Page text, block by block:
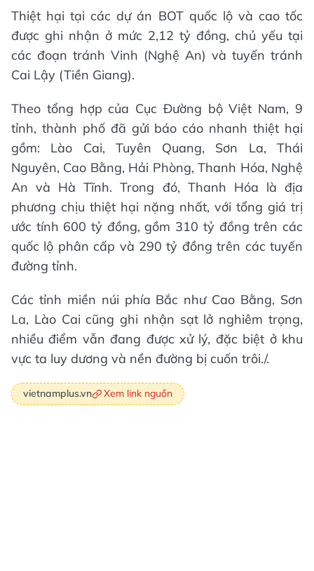
Thiệt hại tại các dự án BOT quốc lộ và cao tốc
được ghi nhận ở mức 2,12 tỷ đồng, chủ yếu tại
các đoạn tránh Vinh (Nghệ An) và tuyến tránh
Cai Lậy (Tiền Giang).
Theo tổng hợp của Cục Đường bộ Việt Nam, 9
tỉnh, thành phố đã gửi báo cáo nhanh thiệt hại
gồm: Lào Cai, Tuyên Quang, Sơn La, Thái
Nguyên, Cao Bằng, Hải Phòng, Thanh Hóa, Nghệ
An và Hà Tĩnh. Trong đó, Thanh Hóa là địa
phương chịu thiệt hại nặng nhất, với tổng giá trị
ước tính 600 tỷ đồng, gồm 310 tỷ đồng trên các
quốc lộ phân cấp và 290 tỷ đồng trên các tuyến
đường tỉnh.
Các tỉnh miền núi phía Bắc như Cao Bằng, Sơn
La, Lào Cai cũng ghi nhận sạt lở nghiêm trọng,
nhiều điểm vẫn đang được xử lý, đặc biệt ở khu
vực ta luy dương và nền đường bị cuốn trôi./.
vietnamplus.vn Xem link nguồn